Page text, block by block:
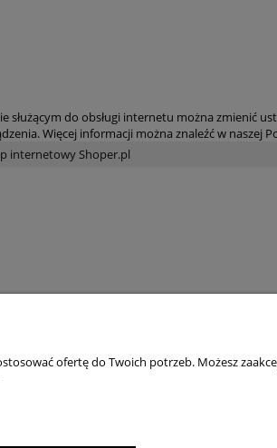
do obsługi internetu można zmienić
Więcej informacji można znaleźć w naszej
internetowy Shoper.pl
ofertę do Twoich potrzeb. Możesz